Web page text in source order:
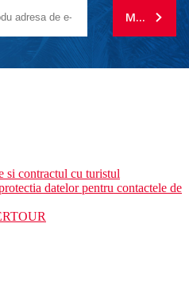
MA
si contractul cu turistul
datelor pentru contactele de